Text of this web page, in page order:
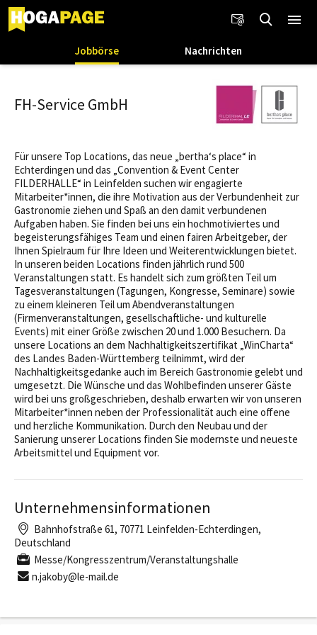
Jobbörse Nachrichten
FH-Service GmbH
Für unsere Top Locations, das neue „bertha‘s place“ in
Echterdingen und das „Convention & Event Center
FILDERHALLE“ in Leinfelden suchen wir engagierte
Mitarbeiter*innen, die ihre Motivation aus der Verbundenheit zur
Gastronomie ziehen und Spaß an den damit verbundenen
Aufgaben haben. Sie finden bei uns ein hochmotiviertes und
begeisterungsfähiges Team und einen fairen Arbeitgeber, der
Ihnen Spielraum für Ihre Ideen und Weiterentwicklungen bietet.
In unseren beiden Locations finden jährlich rund 500
Veranstaltungen statt. Es handelt sich zum größten Teil um
Tagesveranstaltungen (Tagungen, Kongresse, Seminare) sowie
zu einem kleineren Teil um Abendveranstaltungen
(Firmenveranstaltungen, gesellschaftliche- und kulturelle
Events) mit einer Größe zwischen 20 und 1.000 Besuchern. Da
unsere Locations an dem Nachhaltigkeitszertifikat „WinCharta“
des Landes Baden-Württemberg teilnimmt, wird der
Nachhaltigkeitsgedanke auch im Bereich Gastronomie gelebt und
umgesetzt. Die Wünsche und das Wohlbefinden unserer Gäste
wird bei uns großgeschrieben, deshalb erwarten wir von unseren
Mitarbeiter*innen neben der Professionalität auch eine offene
und herzliche Kommunikation. Durch den Neubau und der
Sanierung unserer Locations finden Sie modernste und neueste
Arbeitsmittel und Equipment vor.
Unternehmensinformationen
Bahnhofstraße 61, 70771 Leinfelden-Echterdingen,
Deutschland
Messe/Kongresszentrum/Veranstaltungshalle
n.jakoby@le-mail.de